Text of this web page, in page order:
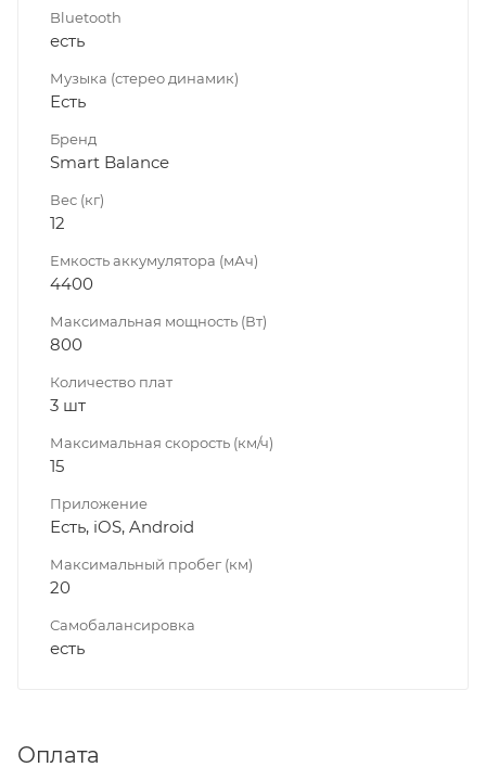
Bluetooth
есть
Музыка (стерео динамик)
Есть
Бренд
Smart Balance
Вес (кг)
12
Емкость аккумулятора (мАч)
4400
Максимальная мощность (Вт)
800
Количество плат
3 шт
Максимальная скорость (км/ч)
15
Приложение
Есть, iOS, Android
Максимальный пробег (км)
20
Самобалансировка
есть
Оплата